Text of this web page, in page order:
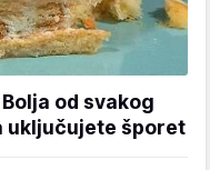
od svakog
uključujete šporet